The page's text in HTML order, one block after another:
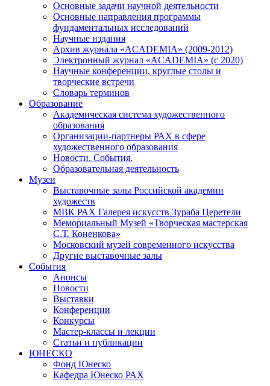
Основные задачи научной деятельности
Основные направления программы
фундаментальных исследований
Научные издания
Архив журнала «ACADEMIA» (2009-2012)
Электронный журнал «ACADEMIA» (с 2020)
Научные конференции, круглые столы и
творческие встречи
Словарь терминов
Образование
Академическая система художественного
образования
Организации-партнеры РАХ в сфере
художественного образования
Новости. События.
Образовательная деятельность
Музеи
Выставочные залы Российской академии
художеств
МВК РАХ Галерея искусств Зураба Церетели
Мемориальный Музей «Творческая мастерская
С.Т. Коненкова»
Московский музей современного искусства
Другие выставочные залы
События
Анонсы
Новости
Выставки
Конференции
Конкурсы
Мастер-классы и лекции
Статьи и публикации
ЮНЕСКО
Фонд Юнеско
Кафедра Юнеско РАХ